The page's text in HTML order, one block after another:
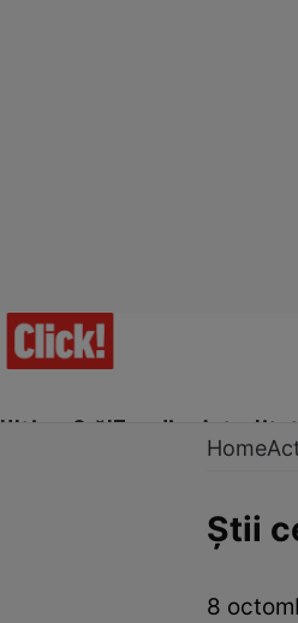
Ultima Oră!Trending Actualitate
Home
Știi
8